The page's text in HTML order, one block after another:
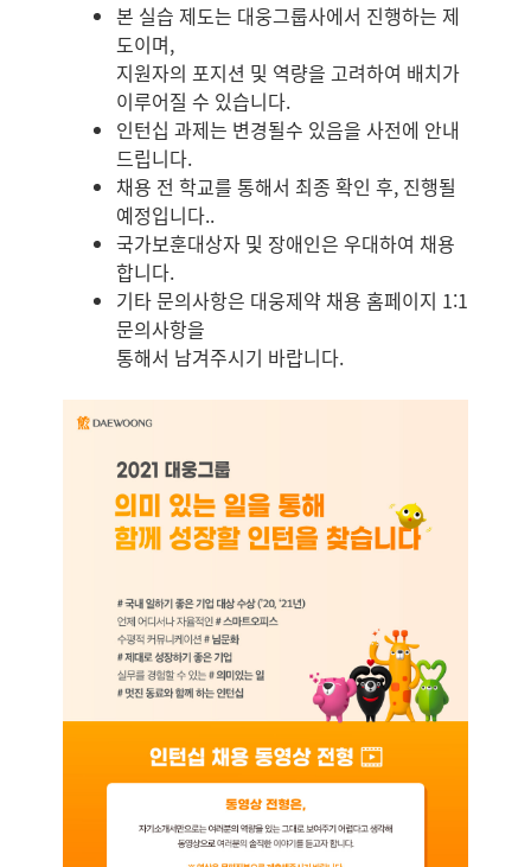
본 실습 제도는 대웅그룹사에서 진행하는 제
도이며,
지원자의 포지션 및 역량을 고려하여 배치가
이루어질 수 있습니다.
인턴십 과제는 변경될수 있음을 사전에 안내
드립니다.
채용 전 학교를 통해서 최종 확인 후, 진행될
예정입니다..
국가보훈대상자 및 장애인은 우대하여 채용
합니다.
기타 문의사항은 대웅제약 채용 홈페이지 1:1
문의사항을
통해서 남겨주시기 바랍니다.